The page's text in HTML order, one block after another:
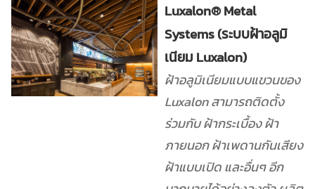
Luxalon® Metal
Systems (ระบบฝ้าอลูมิ
เนียม Luxalon)
ฝ้าอลูมิเนียมแบบแขวนของ
Luxalon สามารถติดตั้ง
ร่วมกับ ฝ้ากระเบื้อง ฝ้า
ภายนอก ฝ้าเพดานกันเสียง
ฝ้าแบบเปิด และอื่นๆ อีก